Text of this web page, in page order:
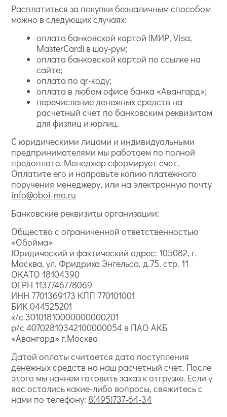
Расплатиться за покупки безналичным способом
можно в следующих случаях:
оплата банковской картой (МИР, Visa,
MasterCard) в шоу-рум;
оплата банковской картой по ссылке на
сайте;
оплата по qr-коду;
оплата в любом офисе банка «Авангард»;
перечисление денежных средств на
расчетный счет по банковским реквизитам
для физлиц и юрлиц.
С юридическими лицами и индивидуальными
предпринимателями мы работаем по полной
предоплате. Менеджер сформирует счет.
Оплатите его и направьте копию платежного
поручения менеджеру, или на электронную почту
info@oboi-ma.ru
Банковские реквизиты организации:
Общество с ограниченной ответственностью
«Обойма»
Юридический и фактический адрес: 105082, г.
Москва, ул. Фридриха Энгельса, д.75, стр. 11
ОКАТО 18104390
ОГРН 1137746778069
ИНН 7701369173 КПП 770101001
БИК 044525201
к/с 30101810000000000201
р/с 40702810342100000054 в ПАО АКБ
«Авангард» г.Москва
Датой оплаты считается дата поступления
денежных средств на наш расчетный счет. После
этого мы начнем готовить заказ к отгрузке. Если у
вас остались какие-либо вопросы, свяжитесь с
нами по телефону: 8(495)737-64-34